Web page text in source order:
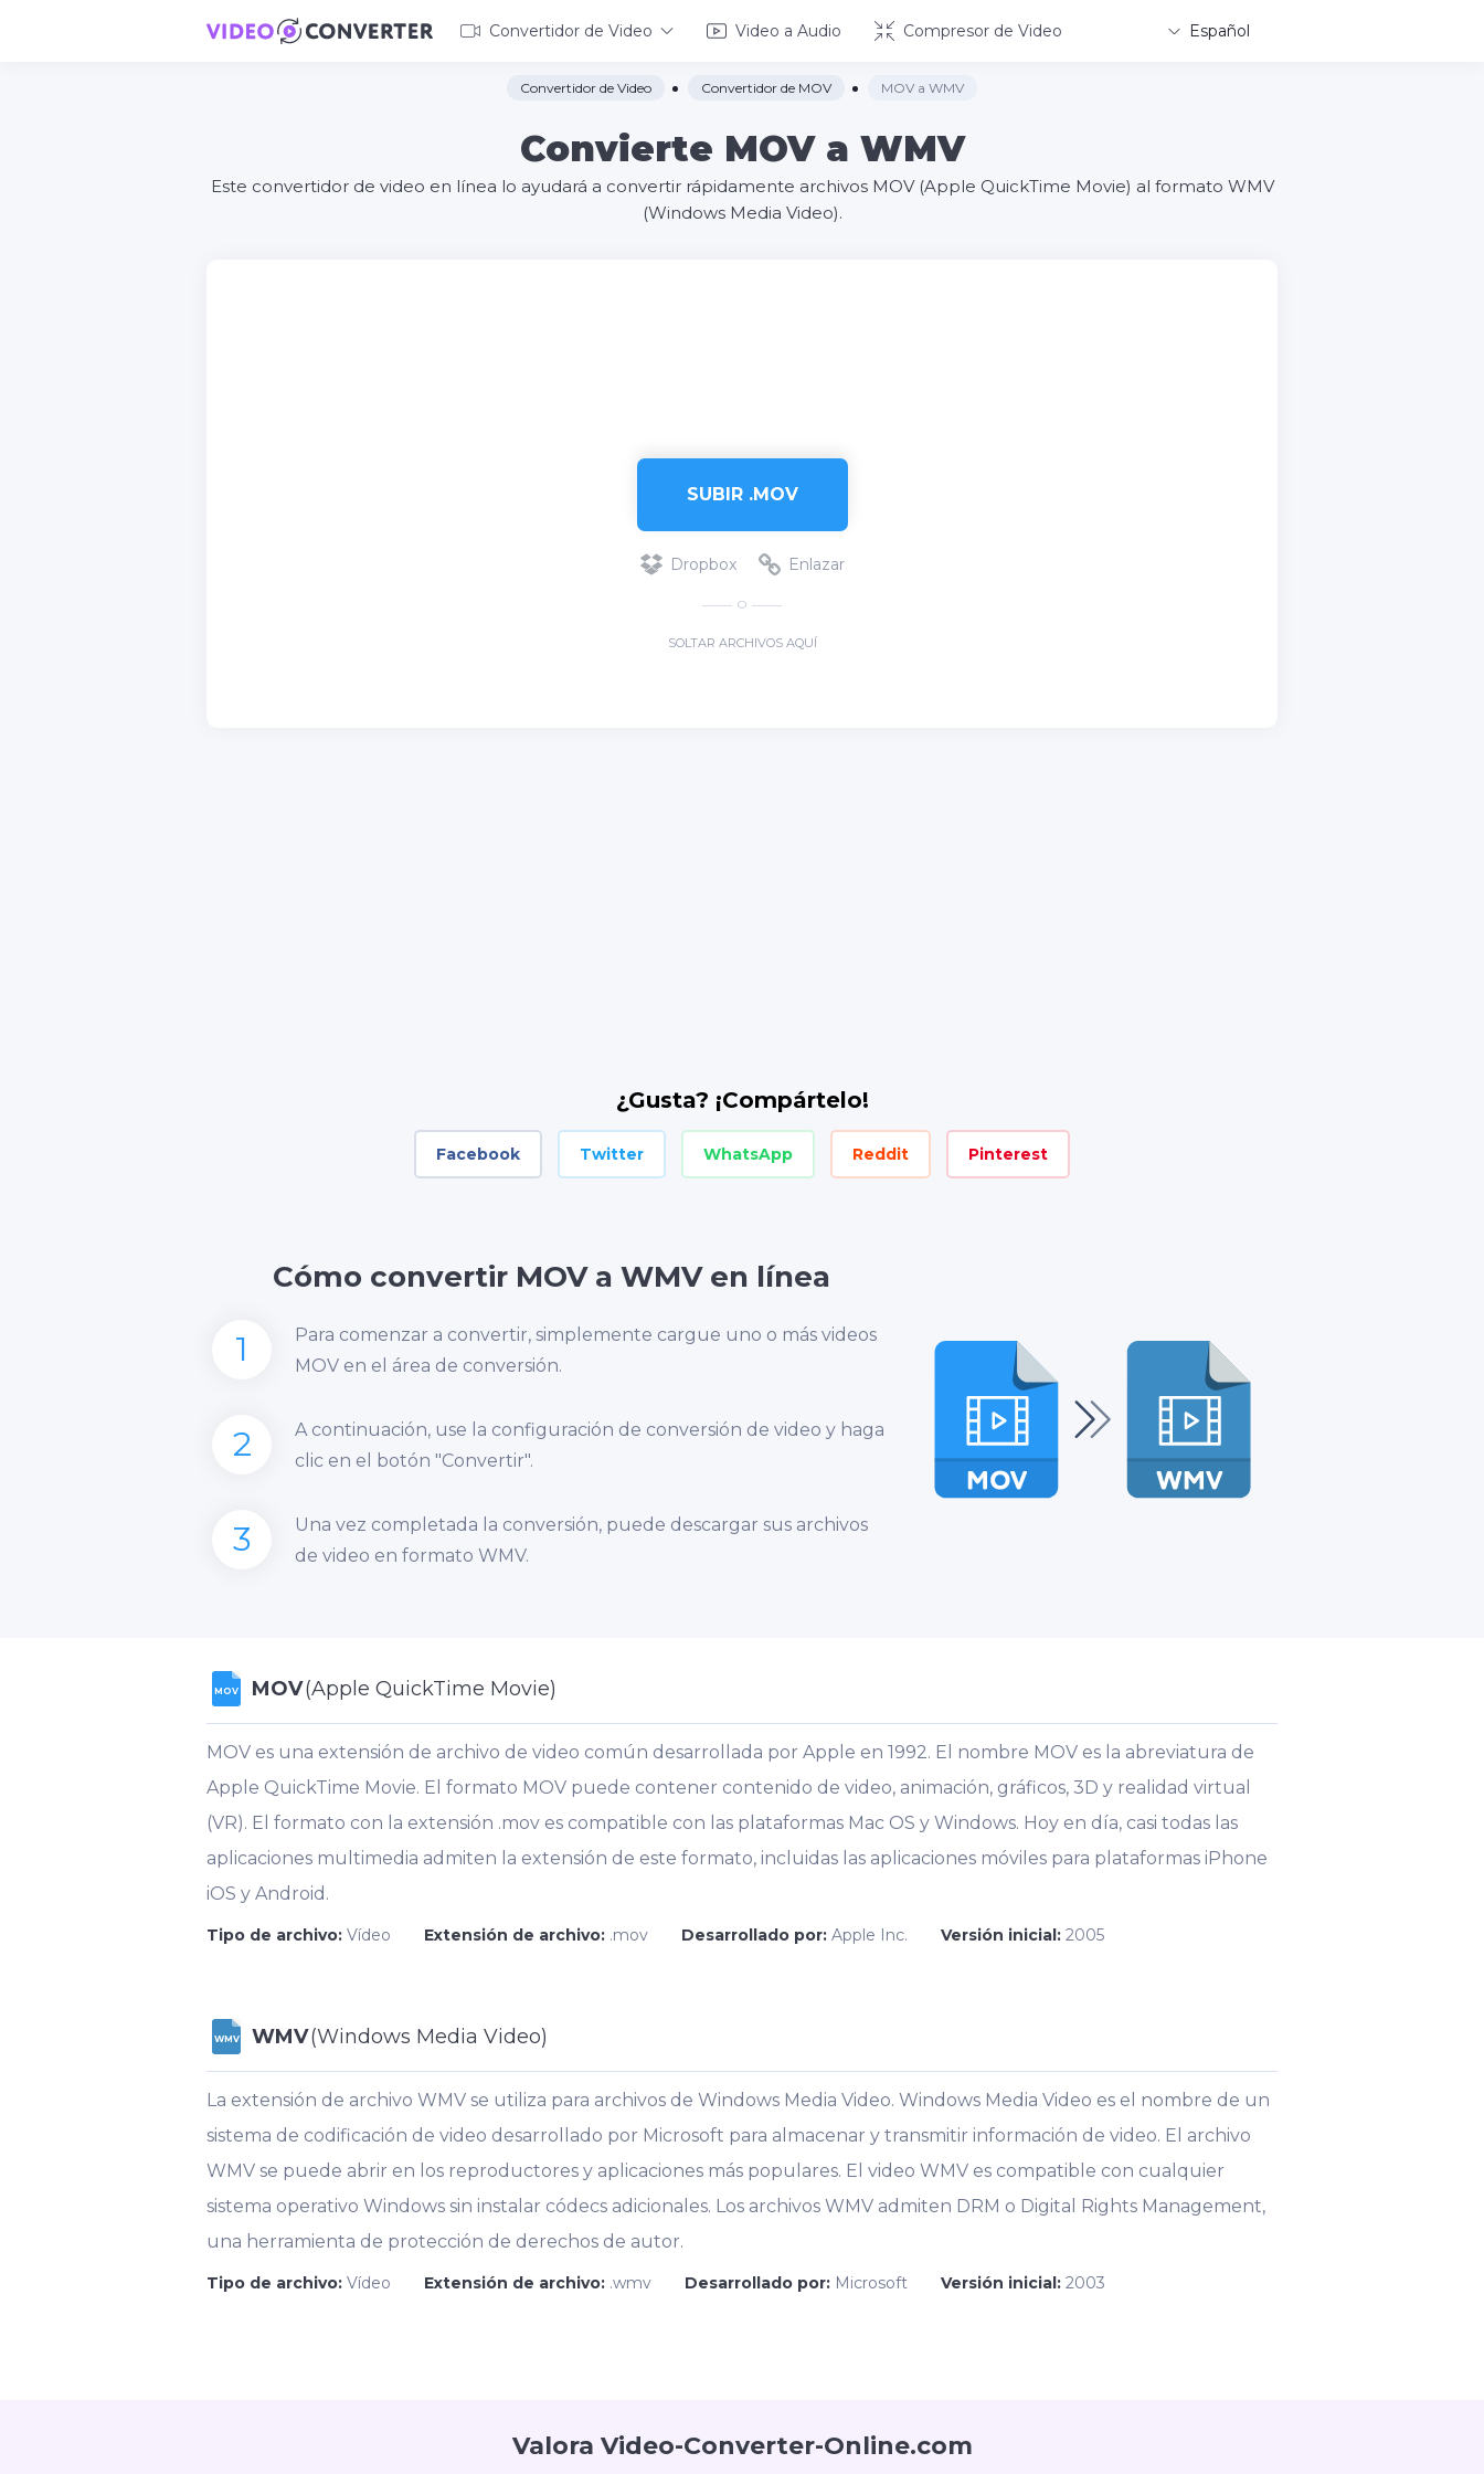
Convertidor de Video Video a Audio Compresor de Video Español
Convertidor de Video Convertidor de MOV MOV a WMV
Convierte MOV a WMV
Este convertidor de video en línea lo ayudará a convertir rápidamente archivos MOV (Apple QuickTime Movie) al formato WMV
(Windows Media Video).
SUBIR .MOV
Dropbox Enlazar
O
SOLTAR ARCHIVOS AQUÍ
¿Gusta? ¡Compártelo!
Facebook Twitter WhatsApp Reddit Pinterest
Cómo convertir MOV a WMV en línea
1
Para comenzar a convertir, simplemente cargue uno o más videos
MOV en el área de conversión.
2
A continuación, use la configuración de conversión de video y haga
clic en el botón "Convertir".
3
Una vez completada la conversión, puede descargar sus archivos
de video en formato WMV.
MOV MOV(Apple QuickTime Movie)
MOV es una extensión de archivo de video común desarrollada por Apple en 1992. El nombre MOV es la abreviatura de
Apple QuickTime Movie. El formato MOV puede contener contenido de video, animación, gráficos, 3D y realidad virtual
(VR). El formato con la extensión .mov es compatible con las plataformas Mac OS y Windows. Hoy en día, casi todas las
aplicaciones multimedia admiten la extensión de este formato, incluidas las aplicaciones móviles para plataformas iPhone
iOS y Android.
Tipo de archivo: Vídeo Extensión de archivo: .mov Desarrollado por: Apple Inc. Versión inicial: 2005
WMV WMV(Windows Media Video)
La extensión de archivo WMV se utiliza para archivos de Windows Media Video. Windows Media Video es el nombre de un
sistema de codificación de video desarrollado por Microsoft para almacenar y transmitir información de video. El archivo
WMV se puede abrir en los reproductores y aplicaciones más populares. El video WMV es compatible con cualquier
sistema operativo Windows sin instalar códecs adicionales. Los archivos WMV admiten DRM o Digital Rights Management,
una herramienta de protección de derechos de autor.
Tipo de archivo: Vídeo Extensión de archivo: .wmv Desarrollado por: Microsoft Versión inicial: 2003
Valora Video-Converter-Online.com